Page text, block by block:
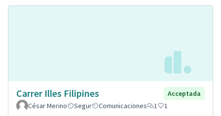
Carrer Illes Filipines
Acceptada
César Merino
Segur Comunicaciones 1 1